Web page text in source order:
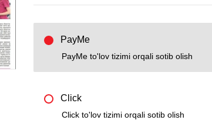
PayMe
PayMe to'lov tizimi orqali sotib olish
Click
Click to'lov tizimi orqali sotib olish